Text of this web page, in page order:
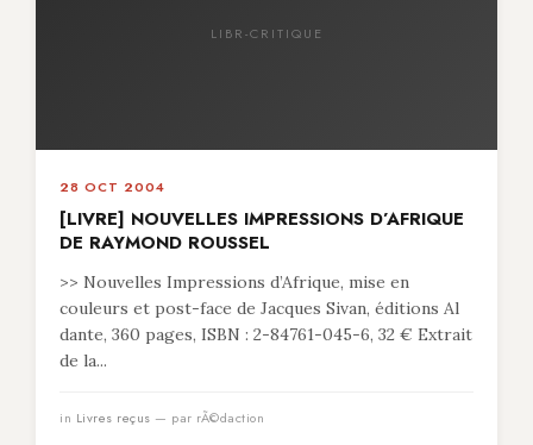
LIBR-CRITIQUE
28 OCT 2004
[LIVRE] NOUVELLES IMPRESSIONS D’AFRIQUE
DE RAYMOND ROUSSEL
>> Nouvelles Impressions d’Afrique, mise en
couleurs et post-face de Jacques Sivan, éditions Al
dante, 360 pages, ISBN : 2-84761-045-6, 32 € Extrait
de la...
in Livres reçus — par rÃ©daction